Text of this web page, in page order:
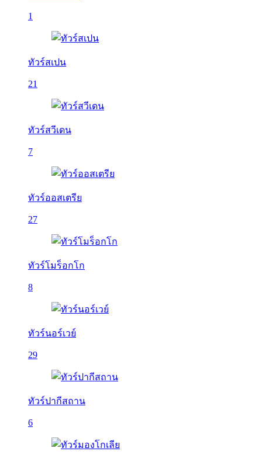
1
ทัวร์สเปน
21
ทัวร์สวีเดน
7
ทัวร์ออสเตรีย
27
ทัวร์โมร็อกโก
8
ทัวร์นอร์เวย์
29
ทัวร์ปากีสถาน
6